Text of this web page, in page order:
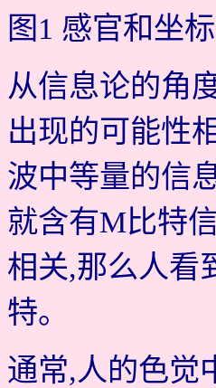
图1 感官和坐
从信息论的角
出现的可能性
波中等量的信
就含有M比特
相关,那么人看
特。
通常,人的色觉